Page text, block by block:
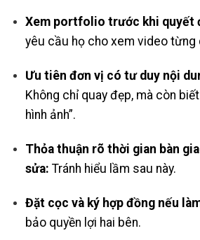
Xem portfolio trước khi quyết
yêu cầu họ cho xem video từng
Ưu tiên đơn vị có tư duy nội
Không chỉ quay đẹp, mà còn
hình ảnh”.
Thỏa thuận rõ thời gian bàn
sửa: Tránh hiểu lầm sau này.
Đặt cọc và ký hợp đồng nếu
bảo quyền lợi hai bên.